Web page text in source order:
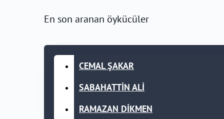
En son aranan öykücüler
CEMAL ŞAKAR
SABAHATTİN ALİ
RAMAZAN DİKMEN